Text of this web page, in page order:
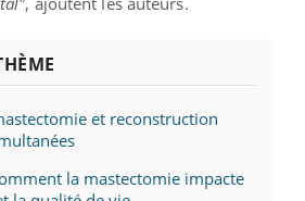
et reconstruction
la mastectomie impacte